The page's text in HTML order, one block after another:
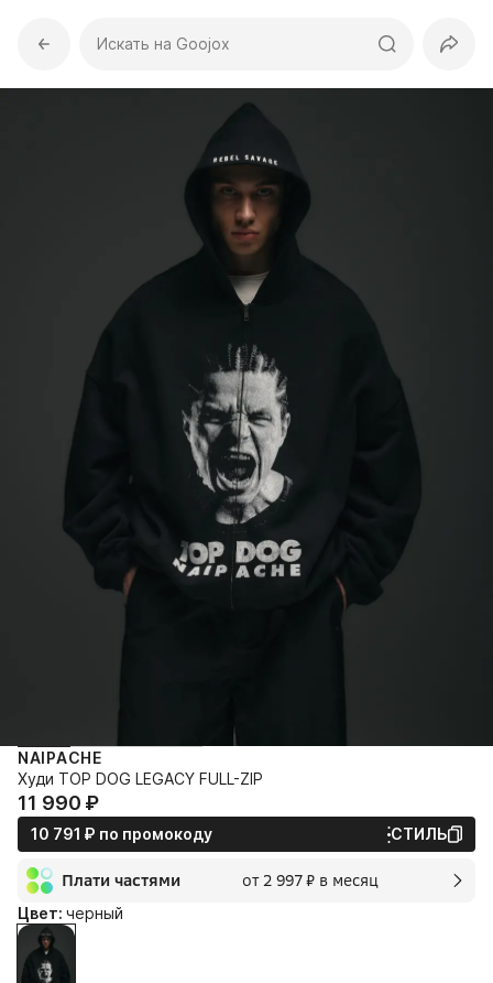
Искать на Goojox
NAIPACHE
Худи TOP DOG LEGACY FULL-ZIP
11 990⁠ ⁠₽
10 791⁠ ⁠₽ по промокоду СТИЛЬ
Плати частями от 2 997⁠ ⁠₽ в месяц
2 мес.
2 997⁠ ⁠₽
без переплат и комиссии
Цвет: черный